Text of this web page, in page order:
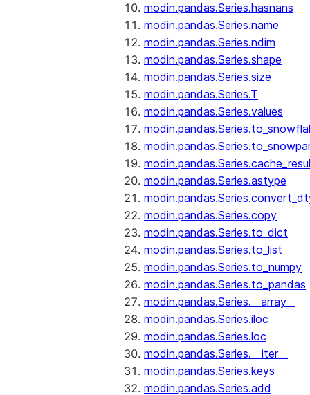
modin.pandas.Series.hasnans
modin.pandas.Series.name
modin.pandas.Series.ndim
modin.pandas.Series.shape
modin.pandas.Series.size
modin.pandas.Series.T
modin.pandas.Series.values
modin.pandas.Series.astype
modin.pandas.Series.copy
modin.pandas.Series.to_dict
modin.pandas.Series.to_list
modin.pandas.Series.to_numpy
modin.pandas.Series.to_pandas
modin.pandas.Series.__array__
modin.pandas.Series.iloc
modin.pandas.Series.loc
modin.pandas.Series.__iter__
modin.pandas.Series.keys
modin.pandas.Series.add